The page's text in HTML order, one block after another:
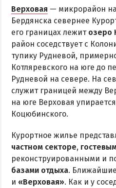
Верховая — микрорайон
Бердянска севернее
его границах лежит озеро
район соседствует с
тупику Рудневой,
Котляревского на юге до
Рудневой на севере. На
служит границей между
на юге Верховая
Коцюбинского.
Курортное жилье
частном секторе,
реконструированными и
базами отдыха. Ближайшие
и «Верховая». Как и у